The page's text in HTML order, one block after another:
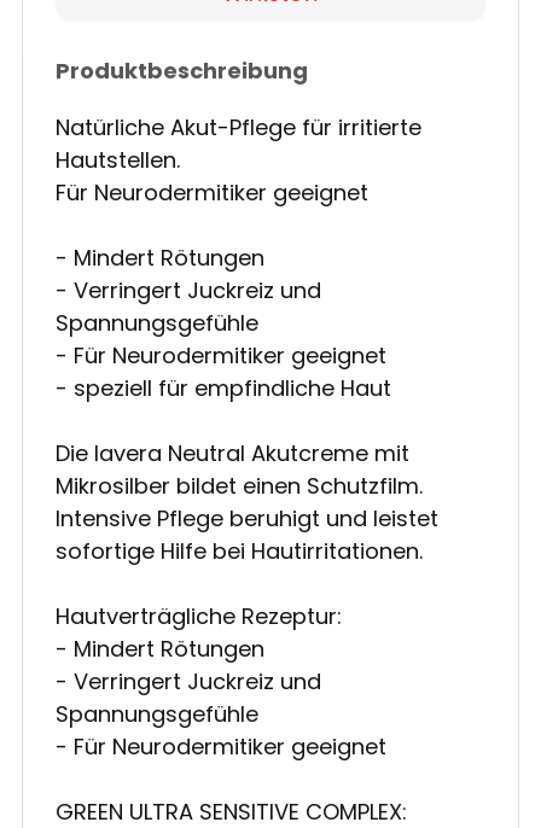
Produktbeschreibung
Natürliche Akut-Pflege für irritierte
Hautstellen.
Für Neurodermitiker geeignet
- Mindert Rötungen
- Verringert Juckreiz und
Spannungsgefühle
- Für Neurodermitiker geeignet
- speziell für empfindliche Haut
Die lavera Neutral Akutcreme mit
Mikrosilber bildet einen Schutzfilm.
Intensive Pflege beruhigt und leistet
sofortige Hilfe bei Hautirritationen.
Hautverträgliche Rezeptur:
- Mindert Rötungen
- Verringert Juckreiz und
Spannungsgefühle
- Für Neurodermitiker geeignet
GREEN ULTRA SENSITIVE COMPLEX: